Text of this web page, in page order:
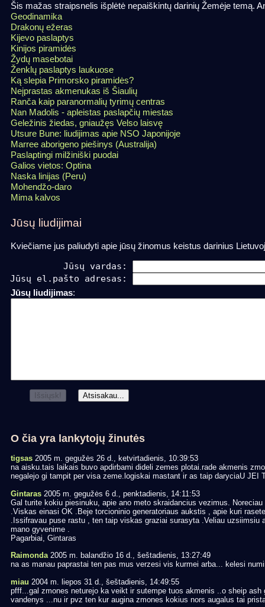
Šis mažas straipsnelis išplėtė nepaiškintų darinių Žemėje temą.
Geodinamika
Drakonų ežeras
Kijevo paslaptys
Kinijos piramidės
Žydų masebotai
Ženklų paslaptys laukuose
Ką slepia Primorsko piramidės?
Neįprastas akmenukas iš Šiaulių
Ranča kaip paranormalių tyrimų centras
Nan Madolis - apleistas paslapčių miestas
Geležinis žiedas, gniaužęs Velso laisvę
Utsure Bune: liudijimas apie NSO Japonijoje
Marree aborigeno piešinys (Australija)
Paslaptingi milžiniški puodai
Galios vietos: Optina
Naska linijas (Peru)
Mohendžo-daro
Mima kalvos
Jūsų liudijimai
Kviečiame jus paliudyti apie jūsų žinomus keistus darinius
Jūsų vardas:
Jūsų el.pašto adresas:
Jūsų liudijimas:
O čia yra lankytojų žinutės
tigsas 2005 m. gegužės 26 d., ketvirtadienis, 10:39:53
na aisku.tais laikais buvo apdirbami dideli zemes plotai.rade akmenis
negalejo gi tampit per visa zeme.logiskai mastant ir as taip daryciaU JEI
Gintaras 2005 m. gegužės 6 d., penktadienis, 14:11:53
Gal turite kokiu piesinuku, apie ano meto skraidancius vezimus.
.Viskas einasi OK .Beje torcioninio generatoriaus aukstis , apie kuri
.Issifravau puse rastu , ten taip viskas graziai surasyta .Veliau
mano gyvenime .
Pagarbiai, Gintaras
Raimonda2005 m. balandžio 16 d., šeštadienis, 13:27:49
na as manau paprastai ten pas mus verzesi vis kurmei arba... kelesi
miau 2004 m. liepos 31 d., šeštadienis, 14:49:55
pfff...gal zmones neturejo ka veikt ir sutempe tuos akmenis ..o sheip
vandenys ...nu ir pvz ten kur augina zmones kokius nors augalus tai